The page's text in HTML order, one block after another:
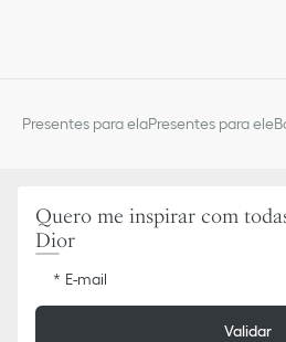
Presentes para elaPresentes para ele
Quero me inspirar com
Dior
E-mail
Validar